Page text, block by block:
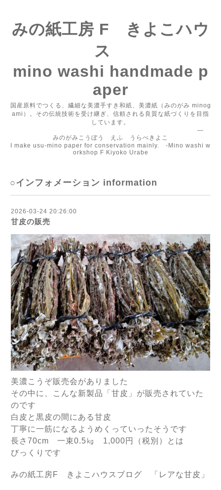
みの紙工房 F きよこハウ
ス
mino washi handmade p
aper
国産原料でつくる、繊細な美濃手すき和紙、美濃紙（みのがみ minog
ami）。その伝統技術を受け継ぎ、信頼される良質な紙づくりを目指
しています。
―
みのがみこうぼう えふ うらべきよこ
I make usu-mino paper for conservation mainly. -Mino washi w
orkshop F Kiyoko Urabe
○インフォメーション information
2026-03-24 20:26:00
甘皮の販売
美濃こうぞ販売会がありました
その中に、こんな新製品「甘皮」が販売されていた
のです
白皮と黒皮の間にある甘皮
丁寧に一筋になるようめくっていったそうです
長さ70cm 一束0.5㎏ 1,000円（税別）とは
びっくりです
みの紙工房F きよこハウスブログ 「レアな甘皮」